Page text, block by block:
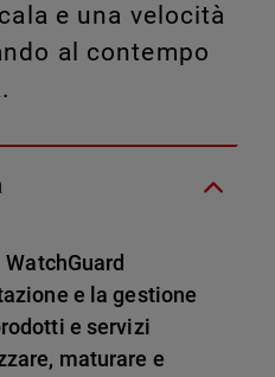
e una velocità
al contempo
e la gestione
e servizi
maturare e